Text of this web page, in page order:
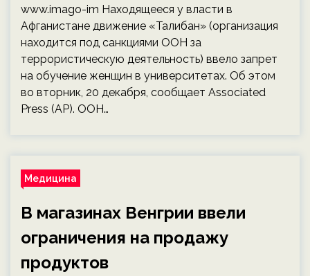
www.imago-im Находящееся у власти в
Афганистане движение «Талибан» (организация
находится под санкциями ООН за
террористическую деятельность) ввело запрет
на обучение женщин в университетах. Об этом
во вторник, 20 декабря, сообщает Associated
Press (АР). ООН…
Медицина
В магазинах Венгрии ввели
ограничения на продажу
продуктов